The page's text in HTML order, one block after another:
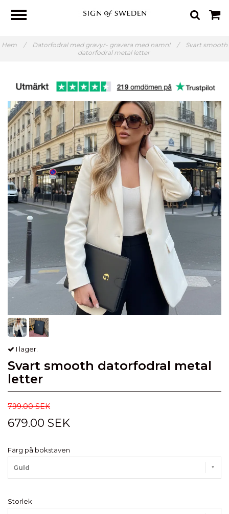
Hem / Datorfodral med gravyr- gravera med namn! /
Svart smooth
datorfodral metal letter
I lager.
Svart smooth datorfodral metal
letter
799.00 SEK
679.00 SEK
Färg på bokstaven
Guld
Storlek